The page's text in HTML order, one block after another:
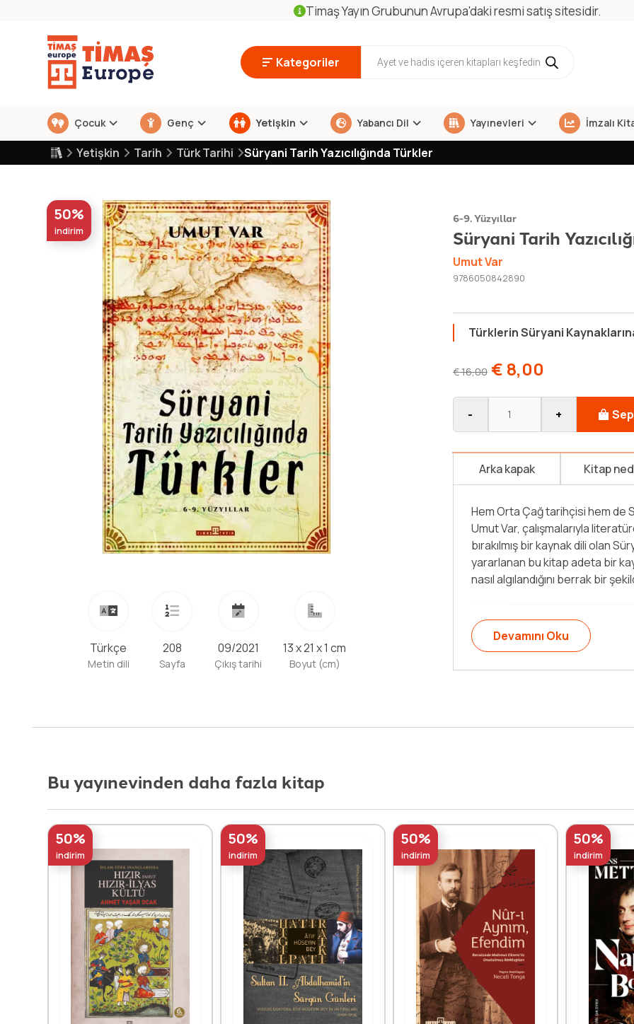
Timaş Yayın Grubunun Avrupa'daki resmi satış sitesidir.
Kategoriler
Çocuk Genç Yetişkin Yabancı Dil Yayınevleri İmzalı
Yetişkin Tarih Türk Tarihi Süryani Tarih Yazıcılığında Türkler
50%
indirim
Türkçe
Metin dili
208
Sayfa
09/2021
Çıkış tarihi
13 x 21 x 1 cm
Boyut (cm)
6-9. Yüzyıllar
Süryani Tarih
Umut Var
9786050842890
Türklerin Süryani
€16,00 € 8,00
- +
Arka kapak Kitap
Türkler, Asya’nın engin
alanları ve uzun geçmişleriyle,
veren birçok hadisedeki
eski yazarlarca birçok eserde
Süryani tarih yazıcılığıdır.
Devamını Oku
Bu yayınevinden daha fazla kitap
50%
indirim
50%
indirim
50%
indirim
50%
indirim